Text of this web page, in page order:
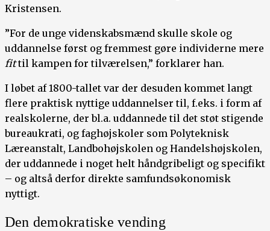
Kristensen.
”For de unge videnskabsmænd skulle skole og
uddannelse først og fremmest gøre individerne mere
fittil kampen for tilværelsen,” forklarer han.
I løbet af 1800-tallet var der desuden kommet langt
flere praktisk nyttige uddannelser til, f.eks. i form af
realskolerne, der bl.a. uddannede til det støt stigende
bureaukrati, og faghøjskoler som Polyteknisk
Læreanstalt, Landbohøjskolen og Handelshøjskolen,
der uddannede i noget helt håndgribeligt og specifikt
– og altså derfor direkte samfundsøkonomisk
nyttigt.
Den demokratiske vending